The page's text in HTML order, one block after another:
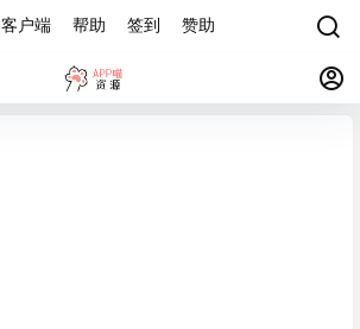
客户端 帮助 签到 赞助